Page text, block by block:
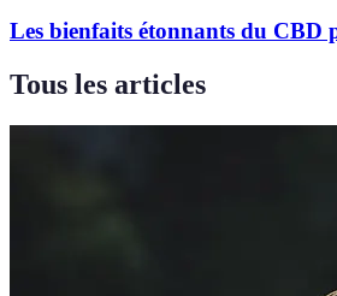
Les bienfaits étonnants du CBD
Tous les articles